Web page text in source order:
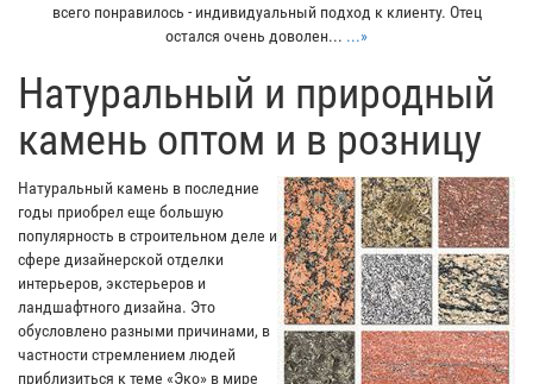
всего понравилось - индивидуальный подход к клиенту. Отец
остался очень доволен... ...»
​Натуральный и природный
камень оптом и в розницу
Натуральный камень в последние
годы приобрел еще большую
популярность в строительном деле и
сфере дизайнерской отделки
интерьеров, экстерьеров и
ландшафтного дизайна. Это
обусловлено разными причинами, в
частности стремлением людей
приблизиться к теме «Эко» в мире